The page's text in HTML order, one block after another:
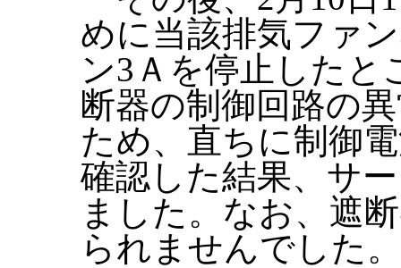
めに当該排気ファ
ン3Ａを停止したと
断器の制御回路の
ため、直ちに制御
確認した結果、サ
ました。なお、遮
られませんでした。